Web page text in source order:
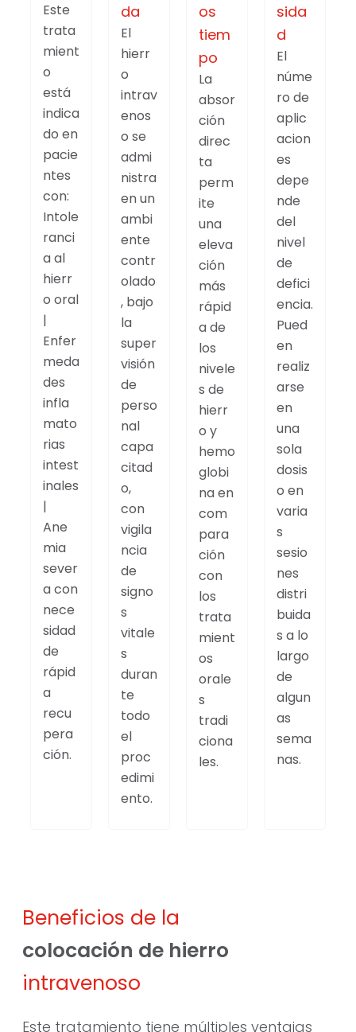
Este
trata
mient
o
está
indica
do en
pacie
ntes
con:
Intole
ranci
a al
hierr
o oral
|
Enfer
meda
des
infla
mato
rias
intest
inales
|
Ane
mia
sever
a con
nece
sidad
de
rápid
a
recu
pera
ción.
da
El
hierr
o
intrav
enos
o se
admi
nistra
en un
ambi
ente
contr
olado
, bajo
la
super
visión
de
perso
nal
capa
citad
o,
con
vigila
ncia
de
signo
s
vitale
s
duran
te
todo
el
proc
edimi
ento.
os
tiem
po
La
absor
ción
direc
ta
perm
ite
una
eleva
ción
más
rápid
a de
los
nivele
s de
hierr
o y
hemo
globi
na en
com
para
ción
con
los
trata
mient
os
orale
s
tradi
ciona
les.
sida
d
El
núme
ro de
aplic
acion
es
depe
nde
del
nivel
de
defici
encia.
Pued
en
realiz
arse
en
una
sola
dosis
o en
varia
s
sesio
nes
distri
buida
s a lo
largo
de
algun
as
sema
nas.
Beneficios de la
colocación de hierro
intravenoso
Este tratamiento tiene múltiples ventajas